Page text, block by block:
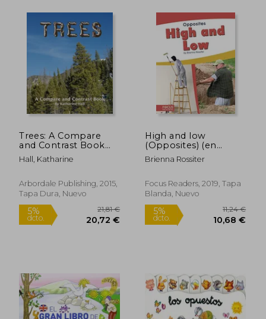
Rápido Rápido
Trees: A Compare
and Contrast Book
(en Inglés)
Hall, Katharine
Arbordale Publishing, 2015,
Tapa Dura, Nuevo
High and low
(Opposites) (en
Inglés)
Brienna Rossiter
Focus Readers, 2019, Tapa
Blanda, Nuevo